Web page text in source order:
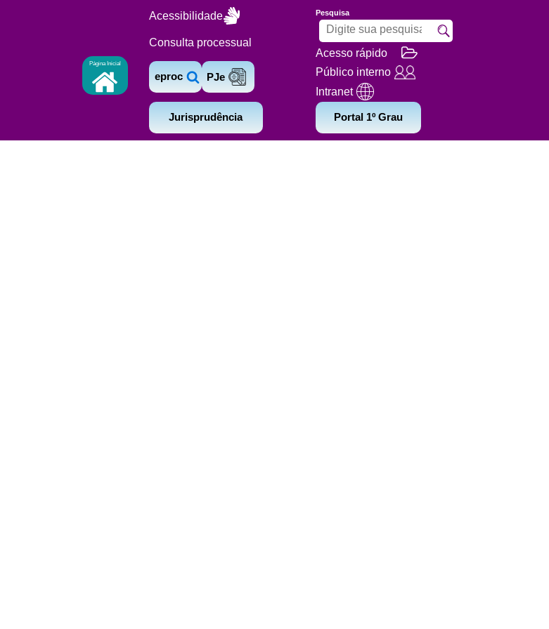
Página Inicial
Acessibilidade
Consulta processual
eproc PJe
Jurisprudência
Pesquisa
Acesso rápido
Público interno
Intranet
Portal 1º Grau